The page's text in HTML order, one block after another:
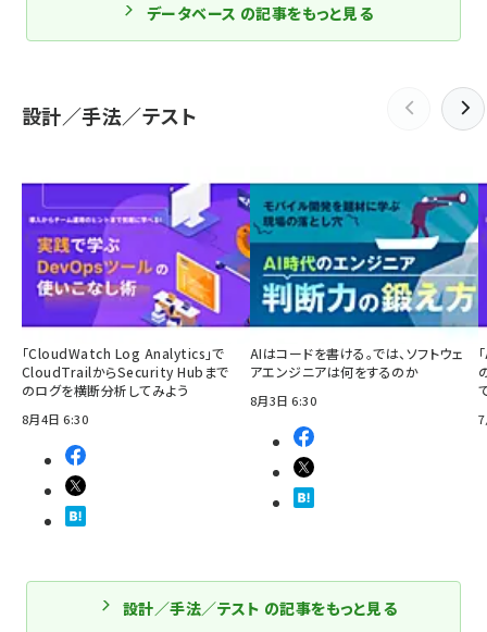
データベース の記事をもっと見る
設計／手法／テスト
「CloudWatch Log Analytics」で
CloudTrailからSecurity Hubまで
のログを横断分析してみよう
8月4日 6:30
AIはコードを書ける。では、ソフトウェ
アエンジニアは何をするのか
8月3日 6:30
設計／手法／テスト の記事をもっと見る